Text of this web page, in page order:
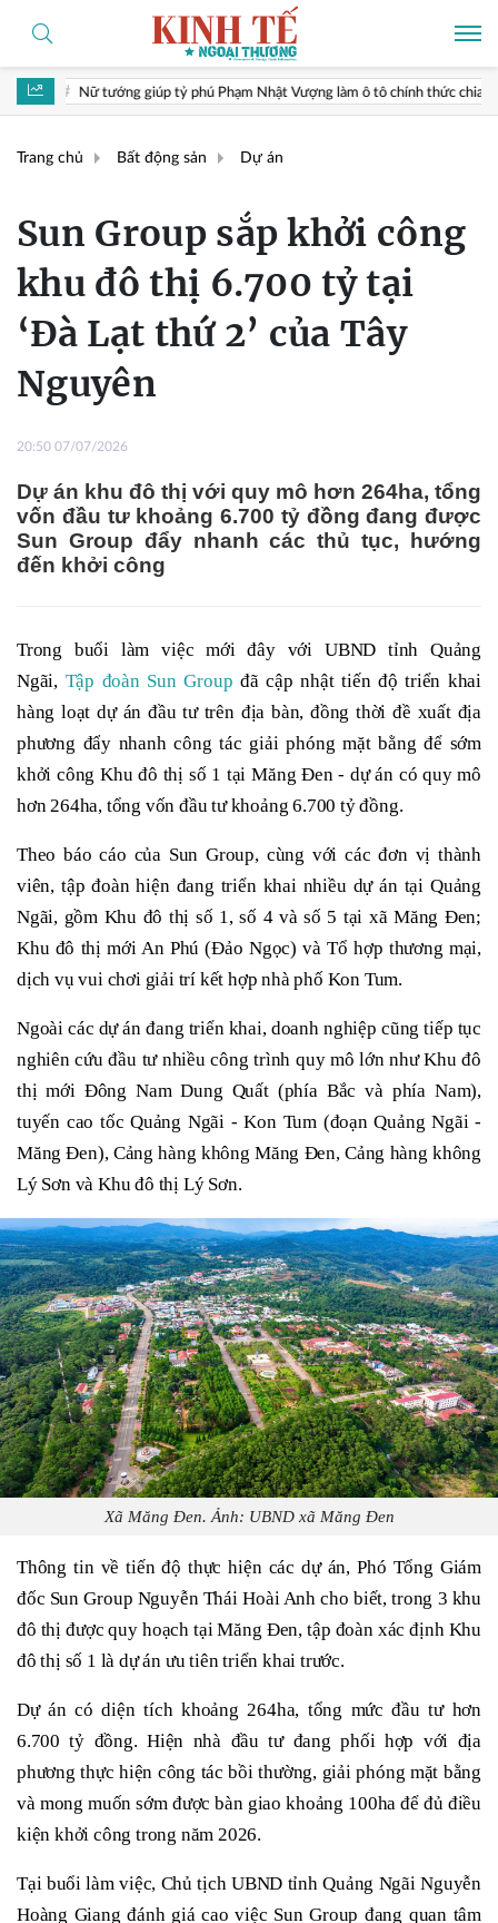
tỷ phú Phạm Nhật Vượng làm ô tô chính thức chia tay VinFast sau 9 năm
Trang chủ Bất động sản Dự án
Sun Group sắp khởi công
khu đô thị 6.700 tỷ tại
‘Đà Lạt thứ 2’ của Tây
Nguyên
20:50 07/07/2026
Dự án khu đô thị với quy mô hơn 264ha, tổng
vốn đầu tư khoảng 6.700 tỷ đồng đang được
Sun Group đẩy nhanh các thủ tục, hướng
đến khởi công
Trong buổi làm việc mới đây với UBND tỉnh Quảng
Ngãi, Tập đoàn Sun Group đã cập nhật tiến độ triển khai
hàng loạt dự án đầu tư trên địa bàn, đồng thời đề xuất địa
phương đẩy nhanh công tác giải phóng mặt bằng để sớm
khởi công Khu đô thị số 1 tại Măng Đen - dự án có quy mô
hơn 264ha, tổng vốn đầu tư khoảng 6.700 tỷ đồng.
Theo báo cáo của Sun Group, cùng với các đơn vị thành
viên, tập đoàn hiện đang triển khai nhiều dự án tại Quảng
Ngãi, gồm Khu đô thị số 1, số 4 và số 5 tại xã Măng Đen;
Khu đô thị mới An Phú (Đảo Ngọc) và Tổ hợp thương mại,
dịch vụ vui chơi giải trí kết hợp nhà phố Kon Tum.
Ngoài các dự án đang triển khai, doanh nghiệp cũng tiếp tục
nghiên cứu đầu tư nhiều công trình quy mô lớn như Khu đô
thị mới Đông Nam Dung Quất (phía Bắc và phía Nam),
tuyến cao tốc Quảng Ngãi - Kon Tum (đoạn Quảng Ngãi -
Măng Đen), Cảng hàng không Măng Đen, Cảng hàng không
Lý Sơn và Khu đô thị Lý Sơn.
Xã Măng Đen. Ảnh: UBND xã Măng Đen
Thông tin về tiến độ thực hiện các dự án, Phó Tổng Giám
đốc Sun Group Nguyễn Thái Hoài Anh cho biết, trong 3 khu
đô thị được quy hoạch tại Măng Đen, tập đoàn xác định Khu
đô thị số 1 là dự án ưu tiên triển khai trước.
Dự án có diện tích khoảng 264ha, tổng mức đầu tư hơn
6.700 tỷ đồng. Hiện nhà đầu tư đang phối hợp với địa
phương thực hiện công tác bồi thường, giải phóng mặt bằng
và mong muốn sớm được bàn giao khoảng 100ha để đủ điều
kiện khởi công trong năm 2026.
Tại buổi làm việc, Chủ tịch UBND tỉnh Quảng Ngãi Nguyễn
Hoàng Giang đánh giá cao việc Sun Group đang quan tâm